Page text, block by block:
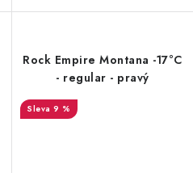
Rock Empire Montana -17°C
- regular - pravý
9 %